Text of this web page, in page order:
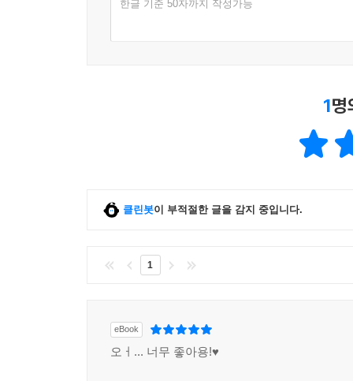
한글 기준 50자까지 작성가능
1명
클린봇이 부적절한 글을 감지 중입니다.
1
eBook
오ㅓ... 너무 좋아용!♥